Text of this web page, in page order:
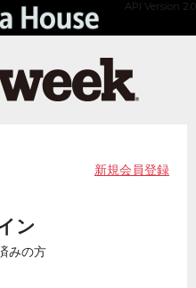
API Version 2.0
新規会員登録
ン
みの方